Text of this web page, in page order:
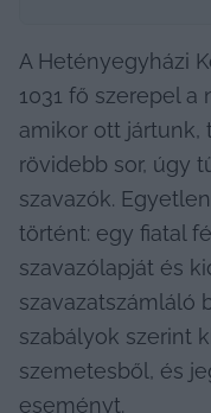
A Hetényegyházi
1031 fő szerepel a
amikor ott jártunk,
rövidebb sor, úgy
szavazók.
történt: egy fiatal
szavazólapját és
szavazatszámláló
szabályok szerint
szemetesből, és
eseményt.